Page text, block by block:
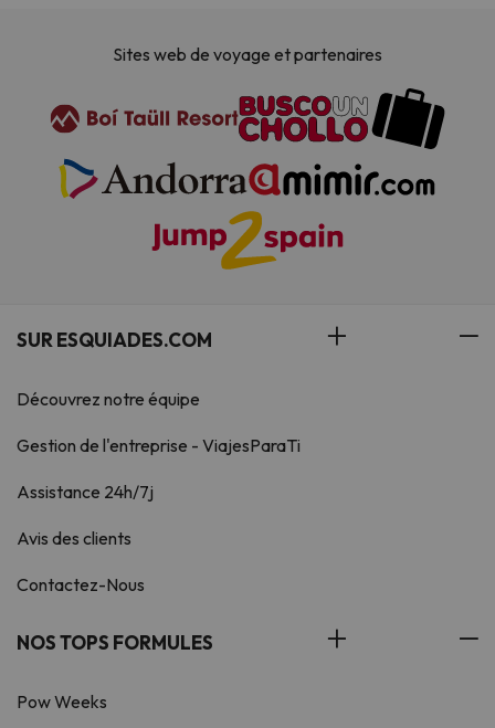
Sites web de voyage et partenaires
SUR ESQUIADES.COM
Découvrez notre équipe
Gestion de l'entreprise - ViajesParaTi
Assistance 24h/7j
Avis des clients
Contactez-Nous
NOS TOPS FORMULES
Pow Weeks